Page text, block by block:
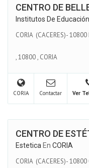
CENTRO DE
Institutos De
CORIA (CACERES)- 10800
,10800, CORIA
CORIA Contactar Ver
CENTRO DE
Estetica En CORIA
CORIA (CACERES)-